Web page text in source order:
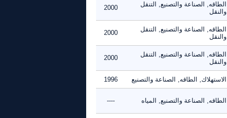
الطاقه, الصناعة والتصنيع, التنقل
والنقل
2000
الطاقه, الصناعة والتصنيع, التنقل
والنقل
2000
الطاقه, الصناعة والتصنيع, التنقل
والنقل
2000
الاستهلاك, الطاقه, الصناعة والتصنيع 1996
الطاقه, الصناعة والتصنيع, المياه ----